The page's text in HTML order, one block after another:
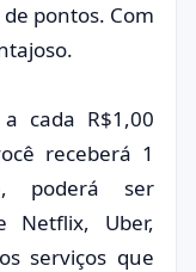
pontos. Com
cada R$1,00
receberá 1
poderá ser
Netflix, Uber,
serviços que